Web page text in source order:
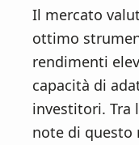
m
a
i
n
c
o
p
r
i
m
a
r
f
o
o
t
e
r
Il mercato
ottimo
rendimenti
capacità di
investitori. Tra
note di questo